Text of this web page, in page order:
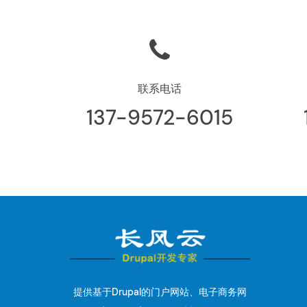
联系电话
137-9572-6015
提供基于Drupal的门户网站、电子商务网